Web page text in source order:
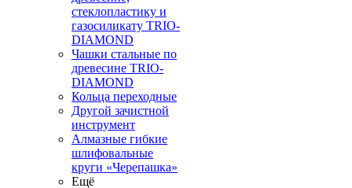
стеклопластику и
газосиликату TRIO-
DIAMOND
Чашки стальные по
древесине TRIO-
DIAMOND
Кольца переходные
Другой зачистной
инструмент
Алмазные гибкие
шлифовальные
круги «Черепашка»
Ещё